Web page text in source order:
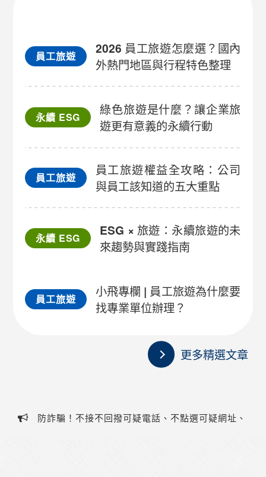
員工旅遊
2026 員工旅遊怎麼選？國內
外熱門地區與行程特色整理
永續 ESG
綠色旅遊是什麼？讓企業旅
遊更有意義的永續行動
員工旅遊
員工旅遊權益全攻略：公司
與員工該知道的五大重點
永續 ESG
ESG × 旅遊：永續旅遊的未
來趨勢與實踐指南
員工旅遊
小飛專欄 | 員工旅遊為什麼要
找專業單位辦理？
更多精選文章
防詐騙！不接不回撥可疑電話、不點選可疑網址、